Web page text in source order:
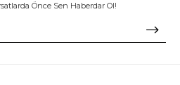
Önce Sen Haberdar Ol!